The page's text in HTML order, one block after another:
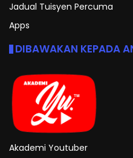
Jadual Tuisyen Percuma
Apps
DIBAWAKAN KEPADA
Akademi Youtuber